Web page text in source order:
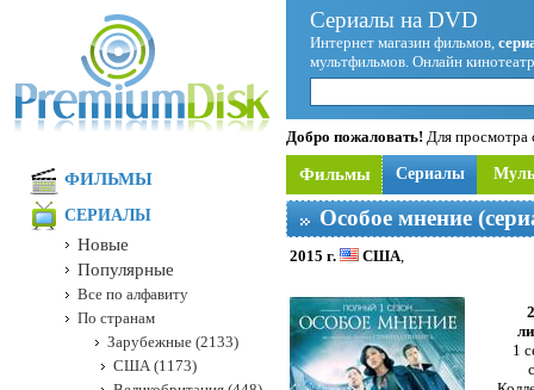
Сериалы на DVD
Интернет магазин фильмов,
мультфильмов. Онлайн
Добро пожаловать! Для просмотра
Фильмы Сериалы
Особое мнение
2015 г. США,
1
ФИЛЬМЫ
СЕРИАЛЫ
Новые
Популярные
Все по алфавиту
По странам
Зарубежные (2133)
США (1173)